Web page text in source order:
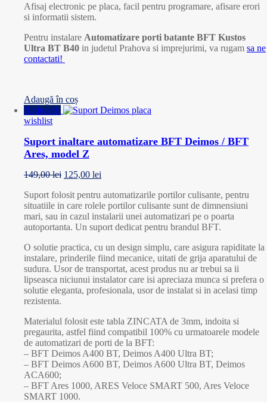
Afisaj electronic pe placa, facil pentru programare, afisare erori
si informatii sistem.
Pentru instalare Automatizare porti batante BFT Kustos
Ultra BT B40 in judetul Prahova si imprejurimi, va rugam sa ne
contactati!
Adaugă în coș
Reduceri!
wishlist
Suport inaltare automatizare BFT Deimos / BFT
Ares, model Z
149,00lei 125,00 lei
Suport folosit pentru automatizarile portilor culisante, pentru
situatiile in care rolele portilor culisante sunt de dimnensiuni
mari, sau in cazul instalarii unei automatizari pe o poarta
autoportanta. Un suport dedicat pentru brandul BFT.
O solutie practica, cu un design simplu, care asigura rapiditate la
instalare, prinderile fiind mecanice, uitati de grija aparatului de
sudura. Usor de transportat, acest produs nu ar trebui sa ii
lipseasca niciunui instalator care isi apreciaza munca si prefera o
solutie eleganta, profesionala, usor de instalat si in acelasi timp
rezistenta.
Materialul folosit este tabla ZINCATA de 3mm, indoita si
pregaurita, astfel fiind compatibil 100% cu urmatoarele modele
de automatizari de porti de la BFT:
– BFT Deimos A400 BT, Deimos A400 Ultra BT;
– BFT Deimos A600 BT, Deimos A600 Ultra BT, Deimos
ACA600;
– BFT Ares 1000, ARES Veloce SMART 500, Ares Veloce
SMART 1000.